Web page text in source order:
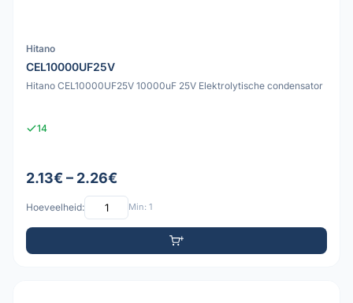
Hitano
CEL10000UF25V
Hitano CEL10000UF25V 10000uF 25V Elektrolytische condensator
14
2.13€ – 2.26€
Hoeveelheid: Min: 1